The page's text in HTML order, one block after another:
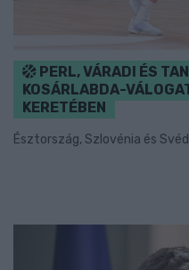
PERL, VÁRADI ÉS
KOSÁRLABDA-
KERETÉBEN
Észtország, Szlovénia és